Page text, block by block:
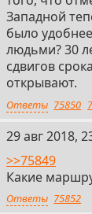
Западной
было
людьми? 30
сдвигов
открывают.
Ответы 75850
14
29 авг 2018,
>>75849
Какие
Ответы 75852